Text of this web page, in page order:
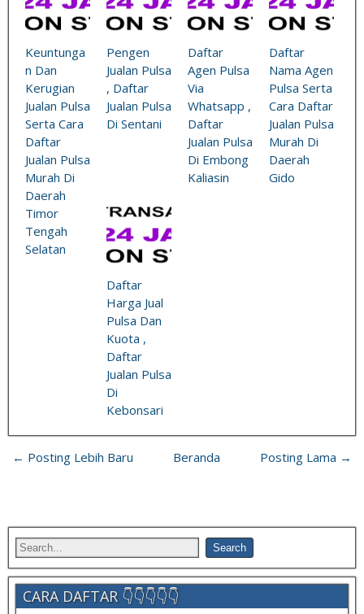
Keuntunga
n Dan
Kerugian
Jualan Pulsa
Serta Cara
Daftar
Jualan Pulsa
Murah Di
Daerah
Timor
Tengah
Selatan
Pengen
Jualan Pulsa
, Daftar
Jualan Pulsa
Di Sentani
Daftar
Agen Pulsa
Via
Whatsapp ,
Daftar
Jualan Pulsa
Di Embong
Kaliasin
Daftar
Nama Agen
Pulsa Serta
Cara Daftar
Jualan Pulsa
Murah Di
Daerah
Gido
Daftar
Harga Jual
Pulsa Dan
Kuota ,
Daftar
Jualan Pulsa
Di
Kebonsari
← Posting Lebih Baru Posting Lama →
Beranda
CARA DAFTAR 👇👇👇👇👇